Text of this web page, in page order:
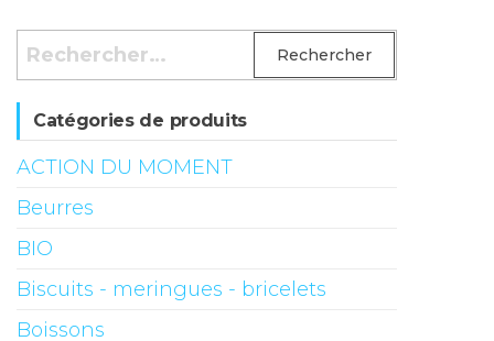
Rechercher :
Catégories de produits
ACTION DU MOMENT
Beurres
BIO
Biscuits - meringues - bricelets
Boissons